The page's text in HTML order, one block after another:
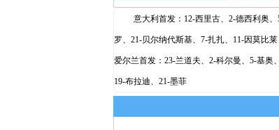
意大利首发：12-西里古、2-德西利奥
罗、21-贝尔纳代斯基、7-扎扎、11-因莫比莱
爱尔兰首发：23-兰道夫、2-科尔曼、5-基奥
19-布拉迪、21-墨菲